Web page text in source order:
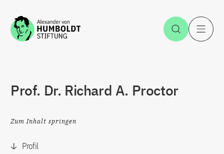
Zum Inhalt springen Suche
Prof. Dr. Richard A. Proctor
Zum Inhalt springen
Profil